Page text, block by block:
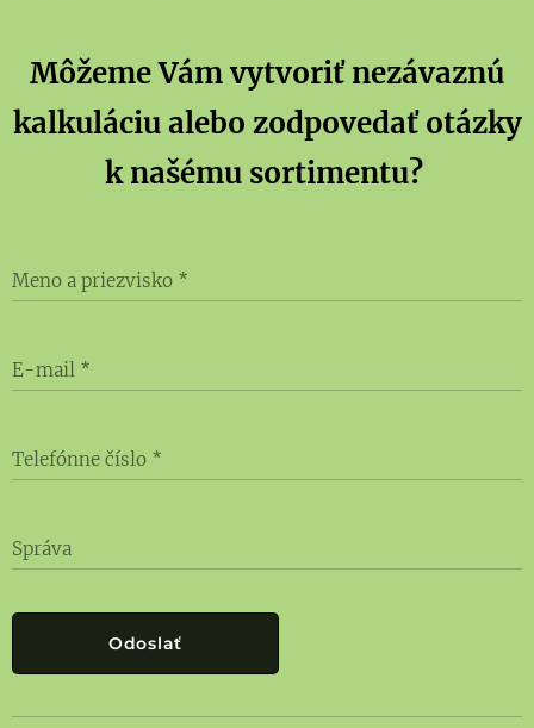
Môžeme Vám vytvoriť nezávaznú
kalkuláciu alebo zodpovedať otázky
k našému sortimentu?
Meno a priezvisko
E-mail
Telefónne číslo
Správa
Odoslať